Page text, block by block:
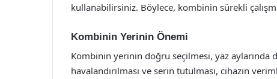
kullanabilirsiniz. Böylece, kombinin sürekli
Kombinin Yerinin Önemi
Kombinin yerinin doğru seçilmesi, yaz
havalandırılması ve serin tutulması, cihazın